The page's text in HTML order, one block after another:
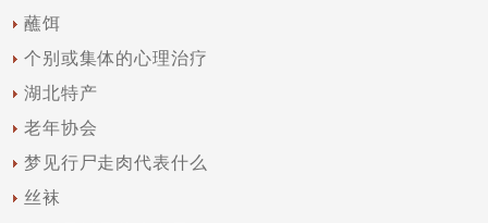
蘸饵
个别或集体的心理治疗
湖北特产
老年协会
梦见行尸走肉代表什么
丝袜